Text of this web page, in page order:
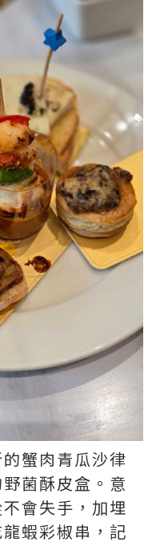
蟹肉青瓜沙律
菌酥皮盒。意
會失手，加埋
蝦彩椒串，記